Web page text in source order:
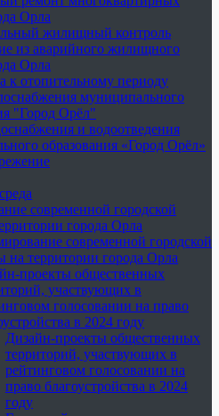
Орла
жилищный контроль
из аварийного жилищного
Орла
к отопительному периоду
муниципального
"Город Орёл"
и водоотведения
образования «Город Орёл»
современной городской
города Орла
современной городской
на территории города Орла
проекты общественных
участвующих в
голосовании на право
в 2024 году
Дизайн-проекты общественных
территорий, участвующих в
рейтинговом голосовании на
право благоустройства в 2024
году